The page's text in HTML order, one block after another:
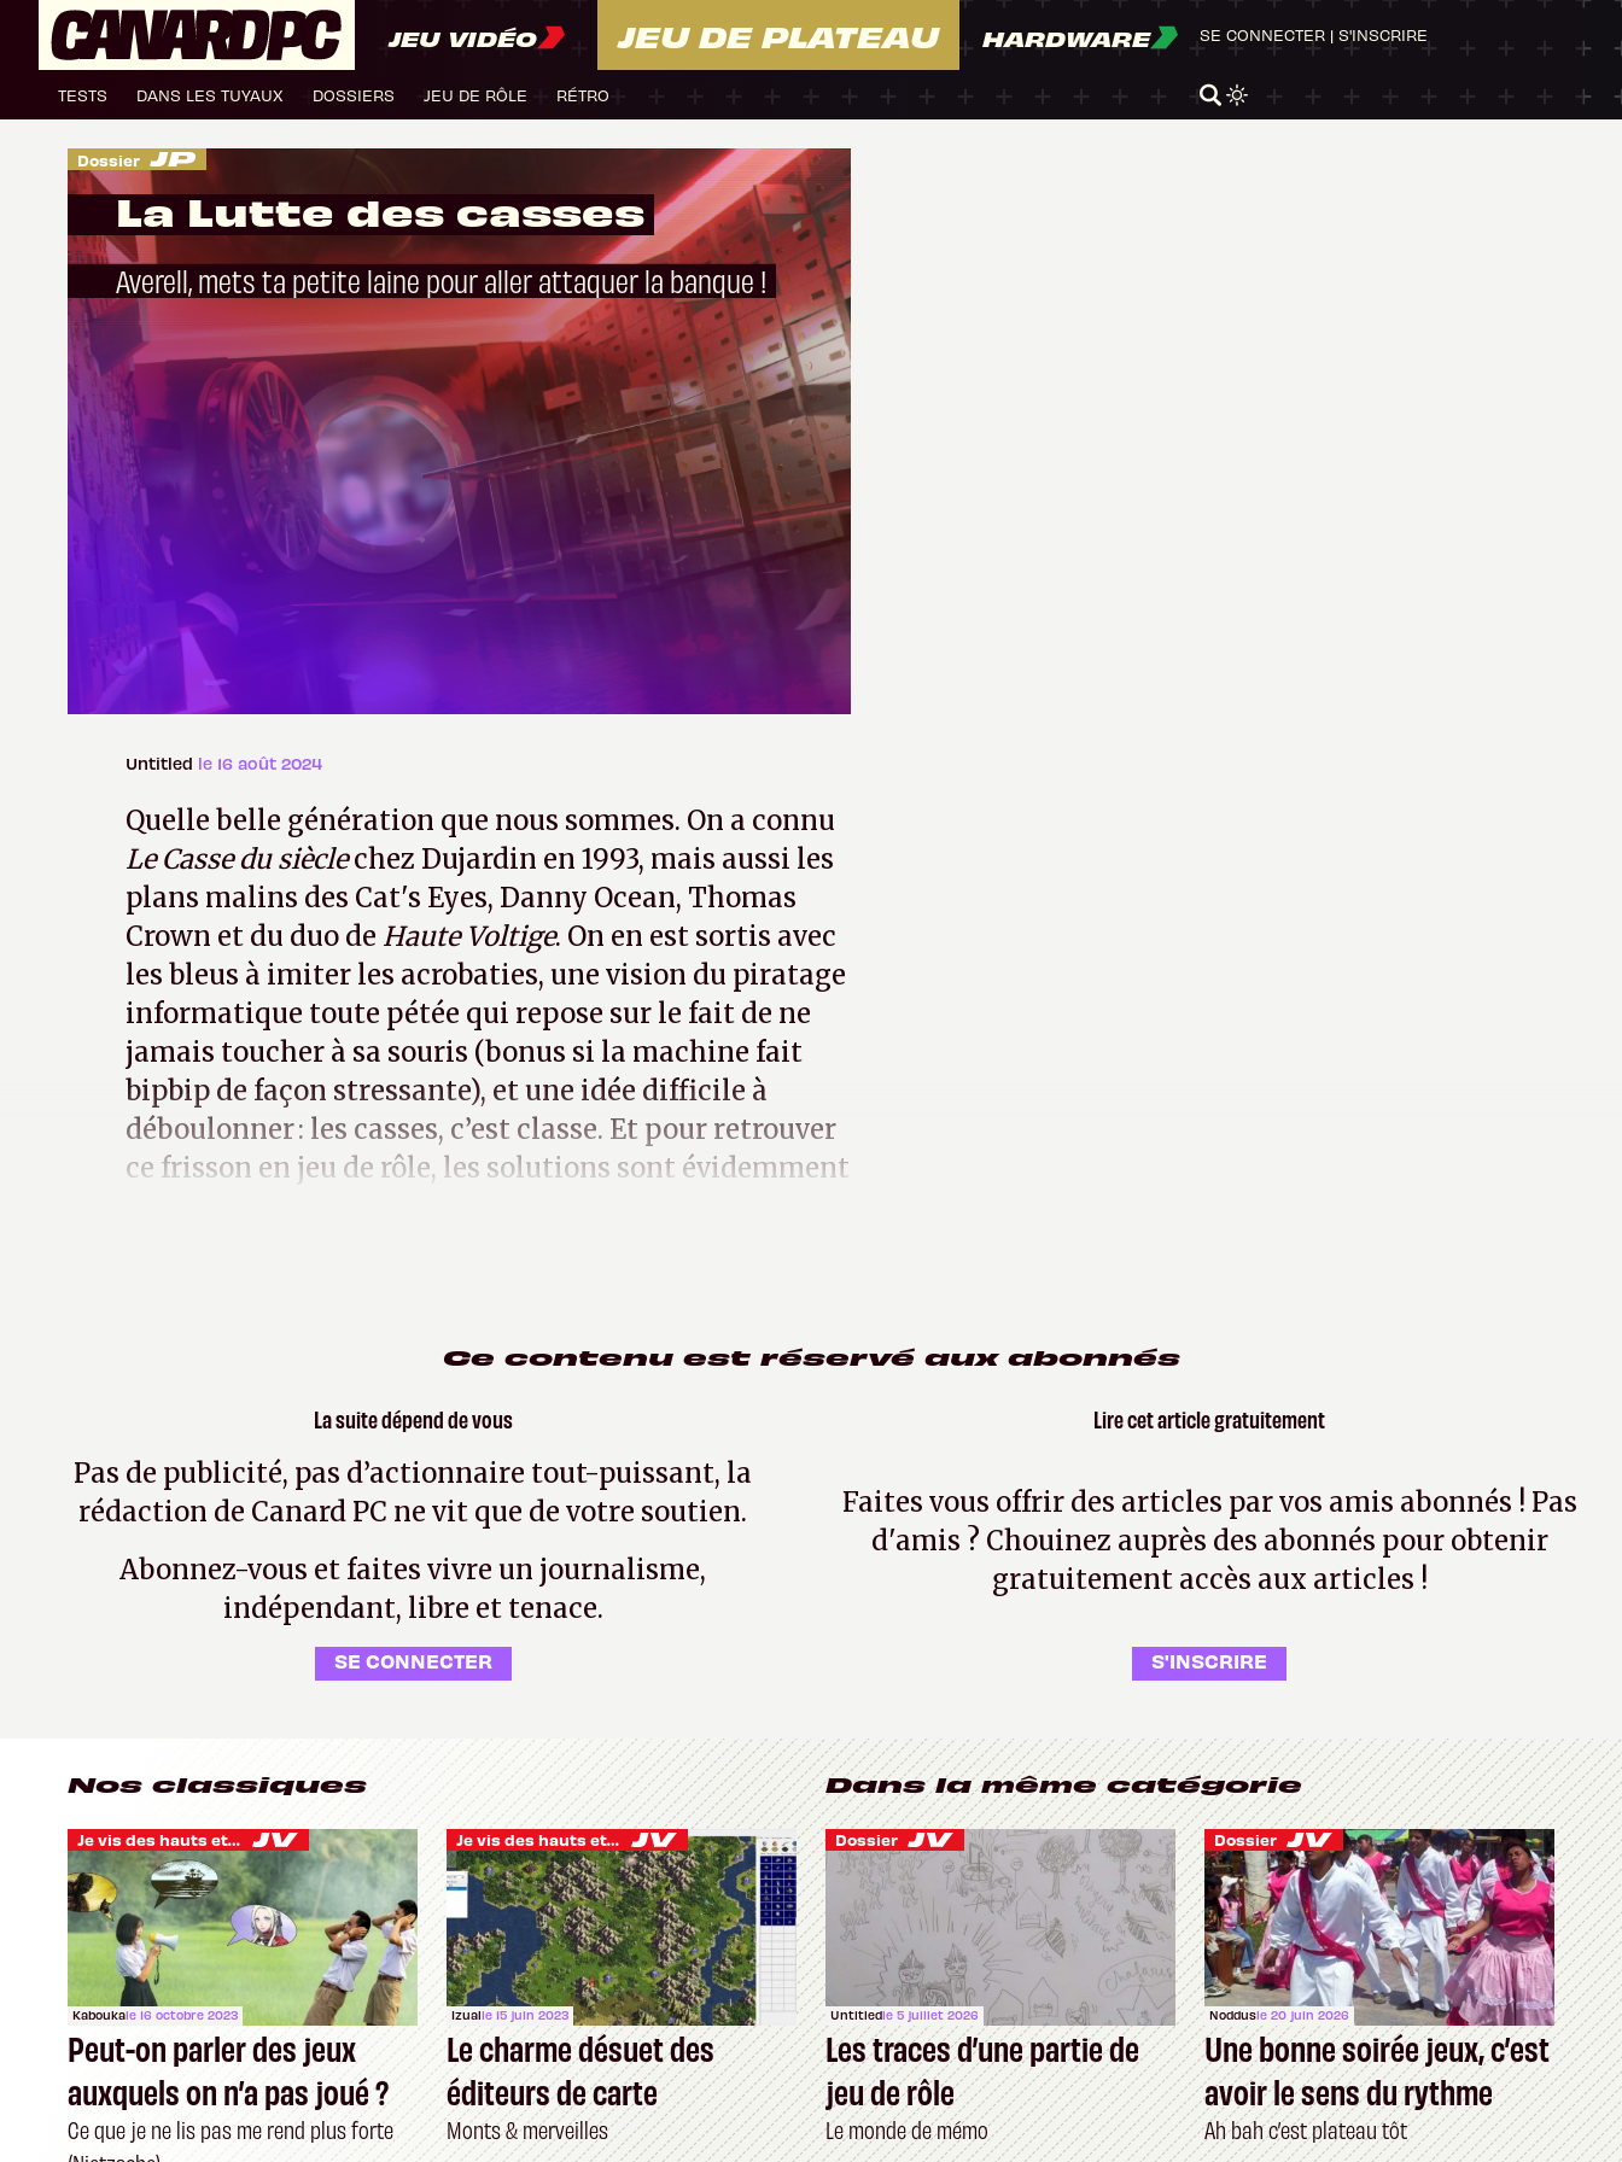
JEU VIDÉO JEU DE PLATEAU HARDWARE
TESTS DANS LES TUYAUX DOSSIERS JEU DE RÔLE RÉTRO
SE CONNECTER | S'INSCRIRE
Dossier
La Lutte des casses
Averell, mets ta petite laine pour aller attaquer la banque !
Untitled le 16 août 2024
Quelle belle génération que nous sommes. On a connu
Le Casse du sièclechez Dujardin en 1993, mais aussi les
plans malins des Cat's Eyes, Danny Ocean, Thomas
Crown et du duo de Haute Voltige. On en est sortis avec
les bleus à imiter les acrobaties, une vision du piratage
informatique toute pétée qui repose sur le fait de ne
jamais toucher à sa souris (bonus si la machine fait
bipbip de façon stressante), et une idée difficile à
déboulonner : les casses, c’est classe. Et pour retrouver
ce frisson en jeu de rôle, les solutions sont évidemment
Ce contenu est réservé aux abonnés
La suite dépend de vous
Pas de publicité, pas d’actionnaire tout-puissant, la
rédaction de Canard PC ne vit que de votre soutien.
Abonnez-vous et faites vivre un journalisme,
indépendant, libre et tenace.
SE CONNECTER
Lire cet article gratuitement
Faites vous offrir des articles par vos amis abonnés ! Pas
d'amis ? Chouinez auprès des abonnés pour obtenir
gratuitement accès aux articles !
S'INSCRIRE
Nos classiques
Je vis des hauts et des bas
Kaboukale 16 octobre 2023
Peut-on parler des jeux
auxquels on n’a pas joué ?
Ce que je ne lis pas me rend plus forte
Je vis des hauts et des bas
Izualle 15 juin 2023
Le charme désuet des
éditeurs de carte
Monts & merveilles
Dans la même catégorie
Dossier
Untitledle 5 juillet 2026
Les traces d’une partie de
jeu de rôle
Le monde de mémo
Dossier
Noddusle 20 juin 2026
Une bonne soirée jeux, c’est
avoir le sens du rythme
Ah bah c’est plateau tôt